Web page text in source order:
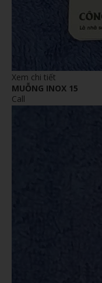
Xem chi tiết
MUỖNG INOX 15
Call